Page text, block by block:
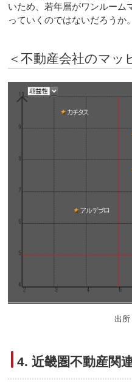
いため、若年層がワンルーム
っていくのではないだろうか。
＜不動産会社のマッ
出所
4. 近畿圏不動産関